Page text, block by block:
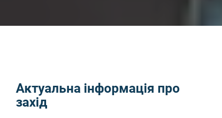
Актуальна інформація про
захід